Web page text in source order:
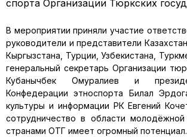
спорта Организации Тюркских
В мероприятии приняли участие
руководители и представители
Кыргызстана, Турции, Узбекистана,
генеральный секретарь Организации
Кубанычбек Омуралиев и
Конфедерации этноспорта Билал
культуры и информации РК Евгений
сотрудничество в области
странами ОТГ имеет огромный потенциал.